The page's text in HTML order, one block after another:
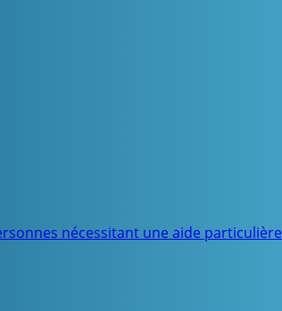
nécessitant une aide particulière